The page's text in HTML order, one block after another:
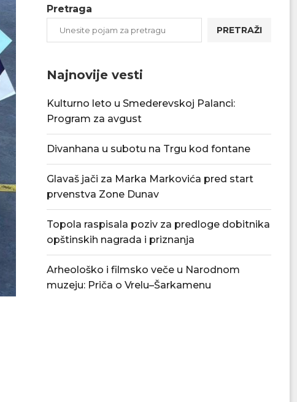
Pretraga
PRETRAŽI
Najnovije vesti
Kulturno leto u Smederevskoj Palanci:
Program za avgust
Divanhana u subotu na Trgu kod fontane
Glavaš jači za Marka Markovića pred start
prvenstva Zone Dunav
Topola raspisala poziv za predloge dobitnika
opštinskih nagrada i priznanja
Arheološko i filmsko veče u Narodnom
muzeju: Priča o Vrelu–Šarkamenu